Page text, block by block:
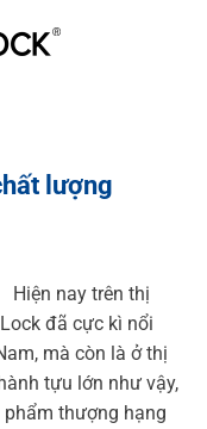
lượng
Hiện nay trên thị
đã cực kì nổi
mà còn là ở thị
tựu lớn như vậy,
thượng hạng